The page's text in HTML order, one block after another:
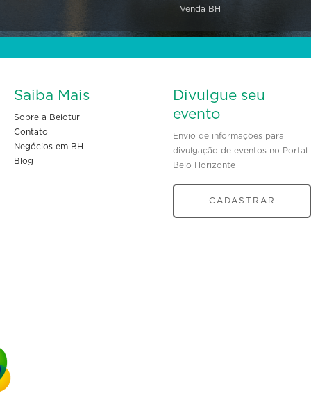
Venda BH
Saiba Mais
Sobre a Belotur
Contato
Negócios em BH
Blog
Divulgue seu
evento
Envio de informações para
divulgação de eventos no Portal
Belo Horizonte
CADASTRAR